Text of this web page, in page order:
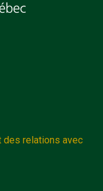
des relations avec